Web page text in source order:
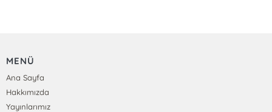
MENÜ
Ana Sayfa
Hakkımızda
Yayınlarımız